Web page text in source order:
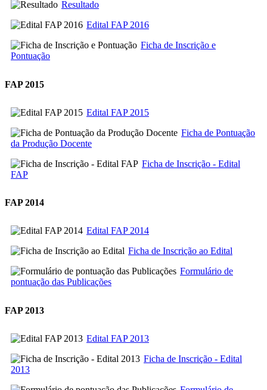
Resultado
Edital FAP 2016
Ficha de Inscrição e
Pontuação
FAP 2015
Edital FAP 2015
Ficha de Pontuação
da Produção Docente
Ficha de Inscrição - Edital
FAP
FAP 2014
Edital FAP 2014
Ficha de Inscrição ao Edital
Formulário de
pontuação das Publicações
FAP 2013
Edital FAP 2013
Ficha de Inscrição - Edital
2013